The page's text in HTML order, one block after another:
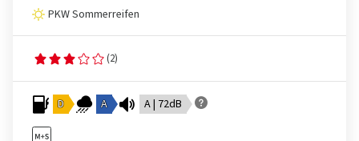
PKW Sommerreifen
(2)
D A A | 72dB